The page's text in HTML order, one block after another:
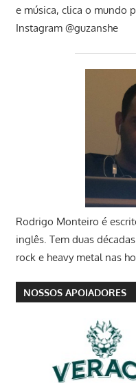
e música, clica o mundo
Instagram @guzanshe
Rodrigo Monteiro é
inglês. Tem duas
rock e heavy metal nas
NOSSOS APOIADORES